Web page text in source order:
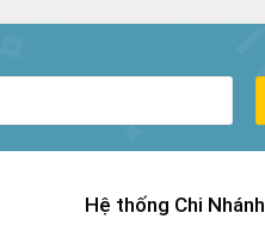
Hệ thống Chi Nhánh